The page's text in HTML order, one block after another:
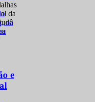
da
e